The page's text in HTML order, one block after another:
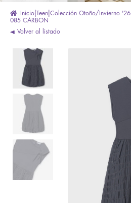
Inicio Teen Colección Otoño/Invierno '26
085 CARBON
Volver al listado